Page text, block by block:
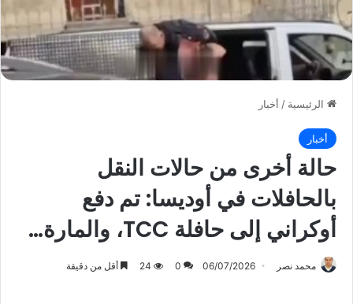
الرئيسية / أخبار
أخبار
حالة أخرى من حالات النقل
بالحافلات في أوديسا: تم دفع
أوكراني إلى حافلة TCC، والمارة…
محمد نصر 06/07/2026
0
24 أقل من دقيقة